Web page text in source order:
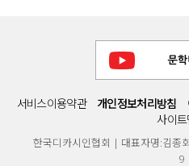
서비스이용약관 개인정보처리방침
사이트
한국디카시인협회 | 대표자명:김종
9